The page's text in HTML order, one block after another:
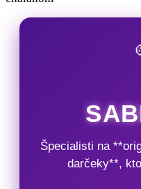
Špecialisti na
darčeky**,